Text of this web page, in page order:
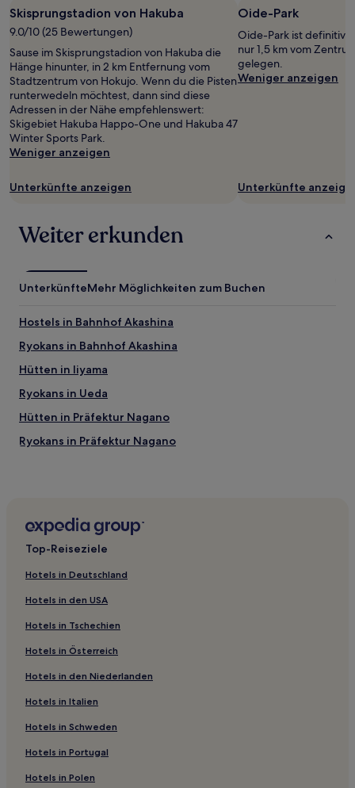
Skisprungstadion von Hakuba
9.0/10 (25 Bewertungen)
Sause im Skisprungstadion von Hakuba die
Hänge hinunter, in 2 km Entfernung vom
Stadtzentrum von Hokujo. Wenn du die Pisten
runterwedeln möchtest, dann sind diese
Adressen in der Nähe empfehlenswert:
Skigebiet Hakuba Happo-One und Hakuba 47
Winter Sports Park.
Weniger anzeigen
Unterkünfte anzeigen
Oide-Park
Oide-Park ist definitiv
nur 1,5 km vom
gelegen.
Weniger anzeigen
Unterkünfte
Weiter erkunden
UnterkünfteMehr Möglichkeiten zum Buchen
Hostels in Bahnhof Akashina
Ryokans in Bahnhof Akashina
Hütten in Iiyama
Ryokans in Ueda
Hütten in Präfektur Nagano
Ryokans in Präfektur Nagano
Gasthäuser in Hakuba
Pensionen in Hakuba
Hostels in Hakuba
B&B in Hakuba
Ferienwohnungen in Nagano
Hostels in Nagano
Gasthäuser in Nagano
Ryokans in Nagano
B&B in Nagano
Pensionen in Nagano
Hütten in Hokujo
Top-Reiseziele
Hotels in Deutschland
Hotels in den USA
Hotels in Tschechien
Hotels in Österreich
Hotels in den Niederlanden
Hotels in Italien
Hotels in Schweden
Hotels in Portugal
Hotels in Polen